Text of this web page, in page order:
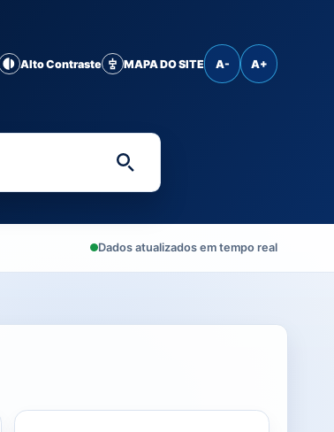
Alto Contraste MAPA DO SITE A- A+
Digite uma palavra-
Dados atualizados em tempo real